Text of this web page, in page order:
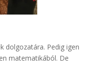
dolgozatára. Pedig igen
matematikából. De